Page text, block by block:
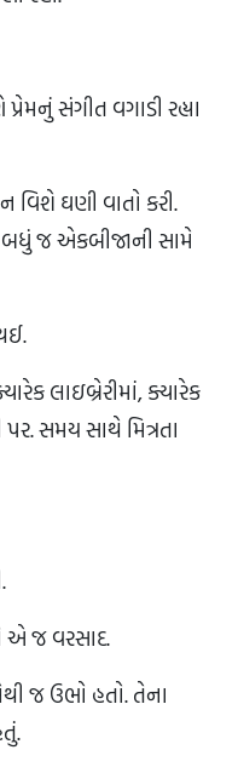
સંગીત વગાડી રહ્યા
વિશે ઘણી વાતો કરી.
જ એકબીજાની સામે
લાઇબ્રેરીમાં, ક્યારેક
સમય સાથે મિત્રતા
જ વરસાદ.
જ ઉભો હતો. તેના